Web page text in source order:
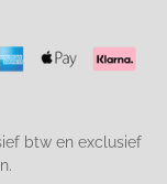
btw en exclusief